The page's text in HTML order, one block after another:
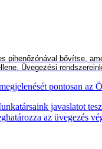
bővítse,
Üvegezési
pontosan az
javaslatot
az üvegezés